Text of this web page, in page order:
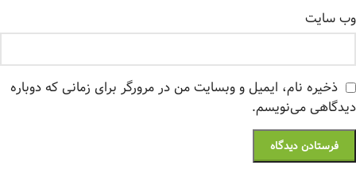
وب‌ سایت
ذخیره نام، ایمیل و وبسایت من در مرورگر برای زمانی که دوباره
دیدگاهی می‌نویسم.